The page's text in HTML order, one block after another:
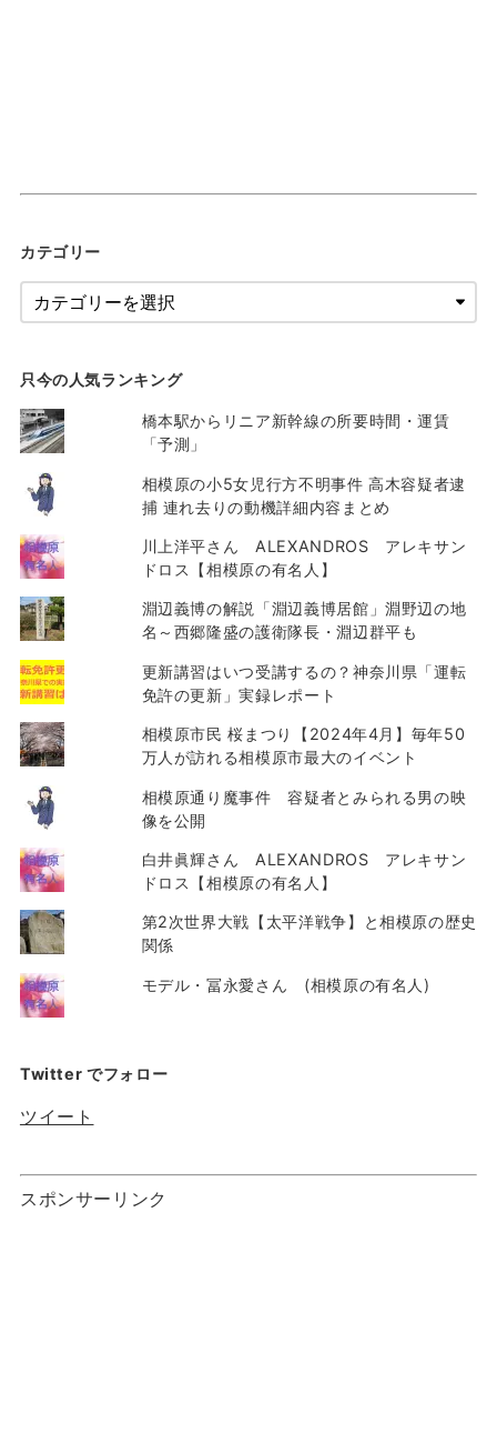
カテゴリー
只今の人気ランキング
橋本駅からリニア新幹線の所要時間・運賃
「予測」
相模原の小5女児行方不明事件 高木容疑者逮
捕 連れ去りの動機詳細内容まとめ
川上洋平さん ALEXANDROS アレキサン
ドロス【相模原の有名人】
淵辺義博の解説「淵辺義博居館」淵野辺の地
名～西郷隆盛の護衛隊長・淵辺群平も
更新講習はいつ受講するの？神奈川県「運転
免許の更新」実録レポート
相模原市民 桜まつり【2024年4月】毎年50
万人が訪れる相模原市最大のイベント
相模原通り魔事件 容疑者とみられる男の映
像を公開
白井眞輝さん ALEXANDROS アレキサン
ドロス【相模原の有名人】
第2次世界大戦【太平洋戦争】と相模原の歴史
関係
モデル・冨永愛さん (相模原の有名人)
Twitter でフォロー
ツイート
スポンサーリンク